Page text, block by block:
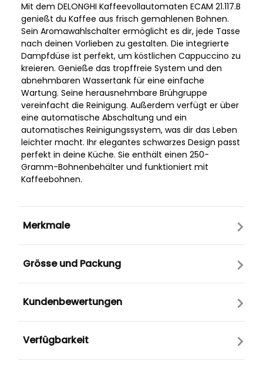
Mit dem DELONGHI Kaffeevollautomaten ECAM 21.117.B
genießt du Kaffee aus frisch gemahlenen Bohnen.
Sein Aromawahlschalter ermöglicht es dir, jede Tasse
nach deinen Vorlieben zu gestalten. Die integrierte
Dampfdüse ist perfekt, um köstlichen Cappuccino zu
kreieren. Genieße das tropffreie System und den
abnehmbaren Wassertank für eine einfache
Wartung. Seine herausnehmbare Brühgruppe
vereinfacht die Reinigung. Außerdem verfügt er über
eine automatische Abschaltung und ein
automatisches Reinigungssystem, was dir das Leben
leichter macht. Ihr elegantes schwarzes Design passt
perfekt in deine Küche. Sie enthält einen 250-
Gramm-Bohnenbehälter und funktioniert mit
Kaffeebohnen.
Merkmale
Grösse und Packung
Kundenbewertungen
Verfügbarkeit